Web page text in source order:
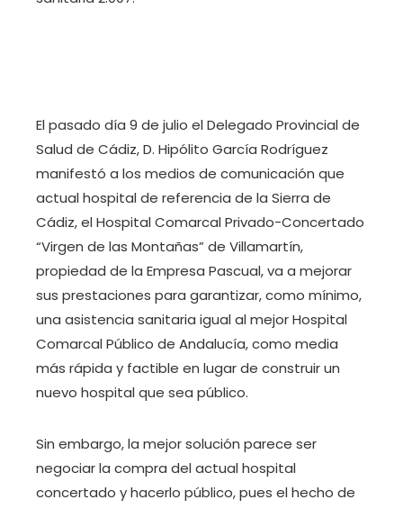
El pasado día 9 de julio el Delegado Provincial de
Salud de Cádiz, D. Hipólito García Rodríguez
manifestó a los medios de comunicación que
actual hospital de referencia de la Sierra de
Cádiz, el Hospital Comarcal Privado-Concertado
“Virgen de las Montañas” de Villamartín,
propiedad de la Empresa Pascual, va a mejorar
sus prestaciones para garantizar, como mínimo,
una asistencia sanitaria igual al mejor Hospital
Comarcal Público de Andalucía, como media
más rápida y factible en lugar de construir un
nuevo hospital que sea público.
Sin embargo, la mejor solución parece ser
negociar la compra del actual hospital
concertado y hacerlo público, pues el hecho de